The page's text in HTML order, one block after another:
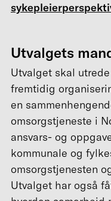
Utvalgets
Utvalget skal
fremtidig
en
omsorgstjeneste i
ansvars- og
kommunale og
omsorgstjenesten
Utvalget har også